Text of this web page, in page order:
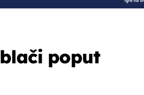
poput